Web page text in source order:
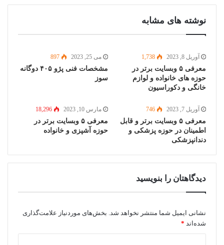
نوشته های مشابه
آوریل 8, 2023 1,738
معرفی ۵ وبسایت برتر در
حوزه های خانواده و لوازم
خانگی و دکوراسیون
می 25, 2023 897
مشخصات فنی پژو ۴۰۵ دوگانه
سوز
آوریل 7, 2023 746
معرفی ۵ وبسایت برتر و قابل
اطمینان در حوزه پزشکی و
دندانپزشکی
مارس 10, 2023 18,296
معرفی ۵ وبسایت برتر در
حوزه آشپزی و خانواده
دیدگاهتان را بنویسید
نشانی ایمیل شما منتشر نخواهد شد. بخش‌های موردنیاز علامت‌گذاری
شده‌اند *